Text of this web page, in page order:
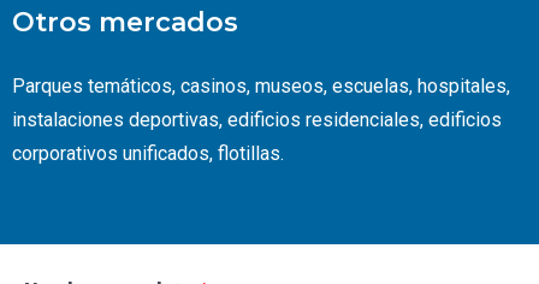
Otros mercados
Parques temáticos, casinos, museos, escuelas, hospitales,
instalaciones deportivas, edificios residenciales, edificios
corporativos unificados, flotillas.